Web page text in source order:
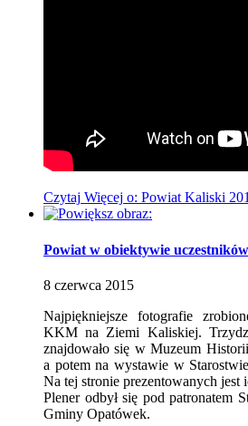
Czytaj Więcej o: Powiat Kaliski
Powiat w obiektywie
8 czerwca 2015
Najpiękniejsze fotografie
KKM na Ziemi Kaliskiej.
znajdowało się w Muzeum
a potem na wystawie w
Na tej stronie prezentowanych jest
Plener odbył się pod patronatem
Gminy Opatówek.